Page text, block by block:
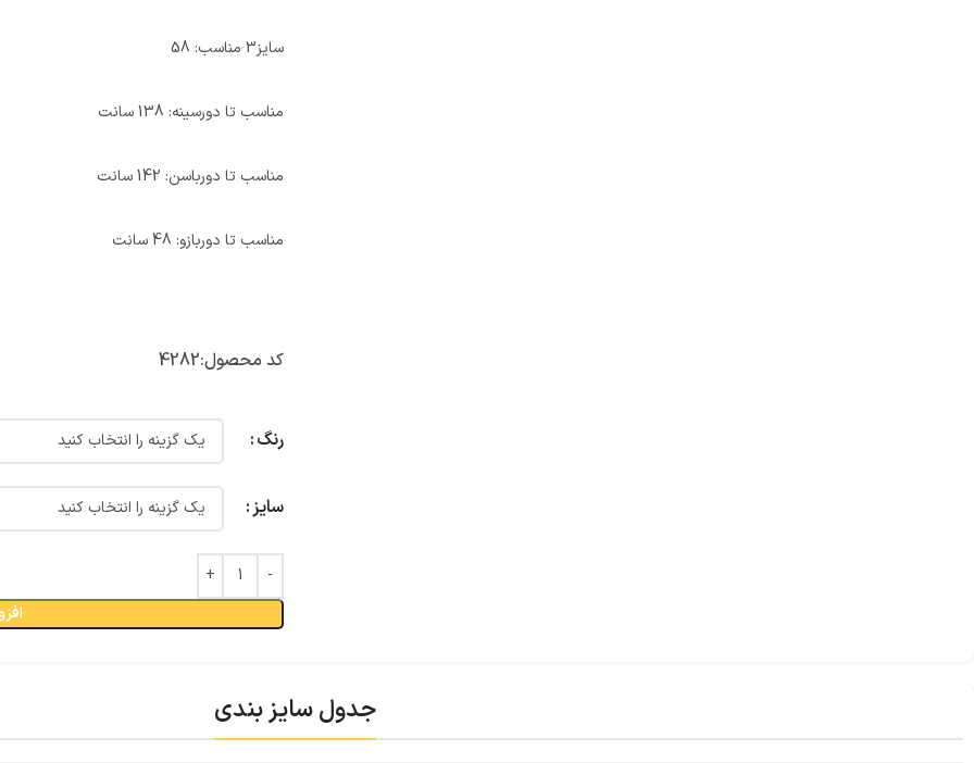
سایز3 مناسب: 58
مناسب تا دورسینه: 138 سانت
مناسب تا دورباسن: 142 سانت
مناسب تا دوربازو: 48 سانت
کد محصول:4282
رنگ
سایز
جدول سایز بندی